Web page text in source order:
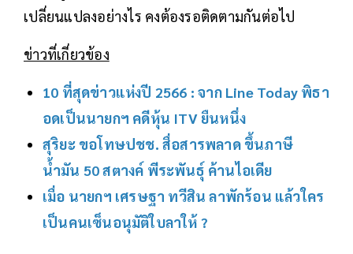
เปลี่ยนแปลงอย่างไร คงต้องรอติดตามกันต่อไป
ข่าวที่เกี่ยวข้อง
10 ที่สุดข่าวแห่งปี 2566 : จาก Line Today พิธา
อดเป็นนายกฯ คดีหุ้น ITV ยืนหนึ่ง
สุริยะ ขอโทษปชช. สื่อสารพลาด ขึ้นภาษี
น้ำมัน 50 สตางค์ พีระพันธุ์ ค้านไอเดีย
เมื่อ นายกฯ เศรษฐา ทวีสิน ลาพักร้อน แล้วใคร
เป็นคนเซ็นอนุมัติใบลาให้ ?